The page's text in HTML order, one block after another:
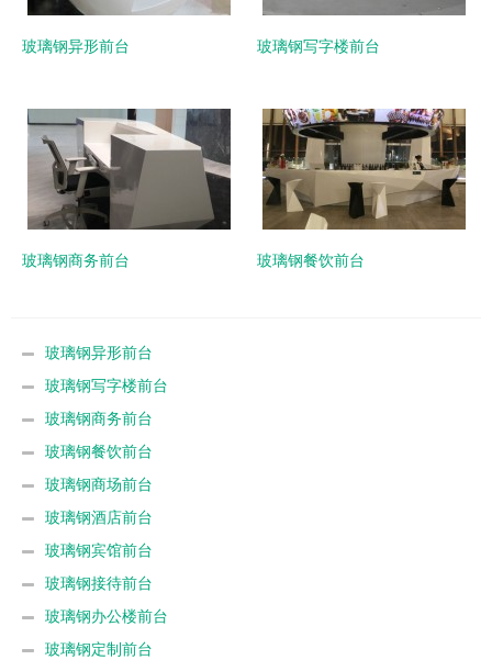
玻璃钢异形前台 玻璃钢写字楼前台
玻璃钢商务前台 玻璃钢餐饮前台
玻璃钢异形前台
玻璃钢写字楼前台
玻璃钢商务前台
玻璃钢餐饮前台
玻璃钢商场前台
玻璃钢酒店前台
玻璃钢宾馆前台
玻璃钢接待前台
玻璃钢办公楼前台
玻璃钢定制前台